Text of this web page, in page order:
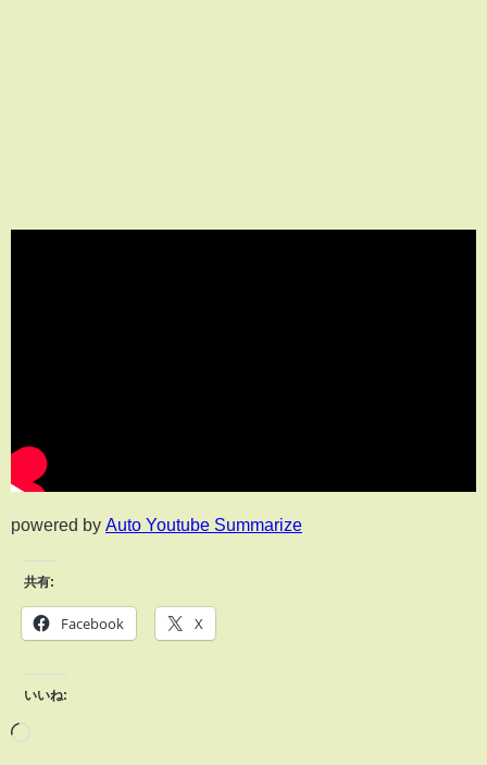
powered by Auto Youtube Summarize
共有:
Facebook X
いいね: